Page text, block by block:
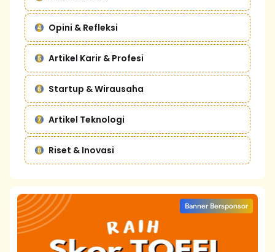
Opini & Refleksi
Artikel Karir & Profesi
Startup & Wirausaha
Artikel Teknologi
Riset & Inovasi
Banner Bersponsor